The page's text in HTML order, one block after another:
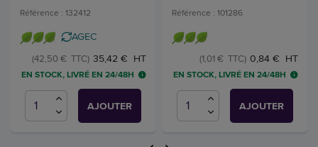
Référence : 132412
AGEC
35,42 € HT
(42,50 € TTC)
EN STOCK, LIVRÉ EN 24/48H
AJOUTER
Référence : 101286
0,84 € HT
(1,01 € TTC)
EN STOCK, LIVRÉ EN 24/48H
AJOUTER